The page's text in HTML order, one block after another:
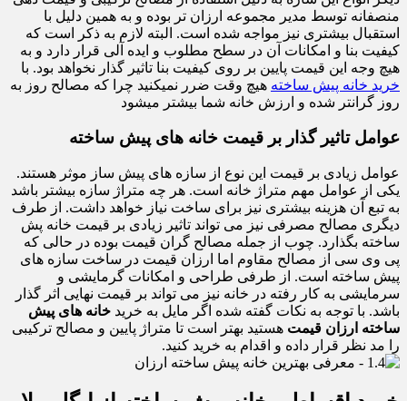
منصفانه توسط مدیر مجموعه ارزان تر بوده و به همین دلیل با
استقبال بیشتری نیز مواجه شده است. البته لازم به ذکر است که
کیفیت بنا و امکانات آن در سطح مطلوب و ایده آلی قرار دارد و به
هیچ وجه این قیمت پایین بر روی کیفیت بنا تاثیر گذار نخواهد بود. با
خرید خانه پیش ساخته هیچ وقت ضرر نمیکنید چرا که مصالح روز به
روز گرانتر شده و ارزش خانه شما بیشتر میشود
عوامل تاثیر گذار بر قیمت خانه های پیش ساخته
عوامل زیادی بر قیمت این نوع از سازه های پیش ساز موثر هستند.
یکی از عوامل مهم متراژ خانه است. هر چه متراژ سازه بیشتر باشد
به تبع آن هزینه بیشتری نیز برای ساخت نیاز خواهد داشت. از طرف
دیگری مصالح مصرفی نیز می تواند تاثیر زیادی بر قیمت خانه پش
ساخته بگذارد. چوب از جمله مصالح گران قیمت بوده در حالی که
پی وی سی از مصالح مقاوم اما ارزان قیمت در ساخت سازه های
پیش ساخته است. از طرفی طراحی و امکانات گرمایشی و
سرمایشی به کار رفته در خانه نیز می تواند بر قیمت نهایی اثر گذار
باشد. با توجه به نکات گفته شده اگر مایل به خرید خانه های پیش
ساخته ارزان قیمت هستید بهتر است تا متراژ پایین و مصالح ترکیبی
را مد نظر قرار داده و اقدام به خرید کنید.